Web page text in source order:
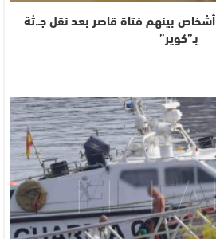
العيون.. الأمن يوقف 6 أشخاص بينهم فتاة قاصر بعد نقل جـ.ثة
بـ”كوير”